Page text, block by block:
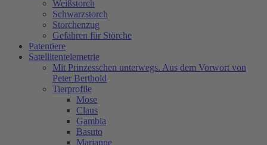
Weißstorch
Schwarzstorch
Storchenzug
Gefahren für Störche
Patentiere
Satellitentelemetrie
Mit Prinzesschen unterwegs. Aus dem Vorwort von
Peter Berthold
Tierprofile
Mose
Claus
Gambia
Basuto
Marianne